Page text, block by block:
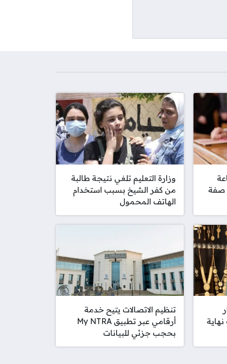
صفة
وزارة التعليم تلغي نتيجة طالبة
من كفر الشيخ بسبب استخدام
الهاتف المحمول
تنظيم الاتصالات يتيح خدمة
أرقامي عبر تطبيق My NTRA
بحجب جزئي للبيانات